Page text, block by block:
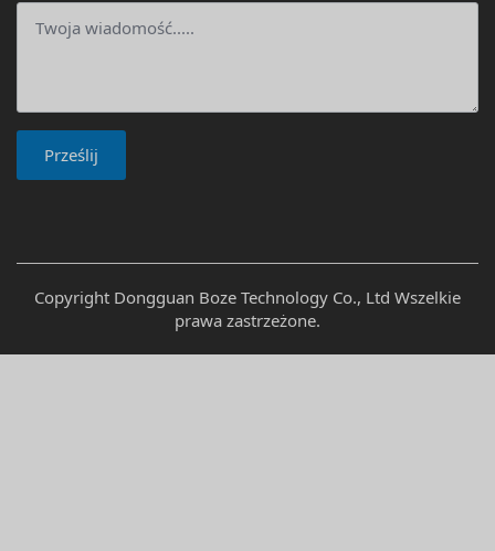
Prześlij
Copyright Dongguan Boze Technology Co., Ltd Wszelkie
prawa zastrzeżone.